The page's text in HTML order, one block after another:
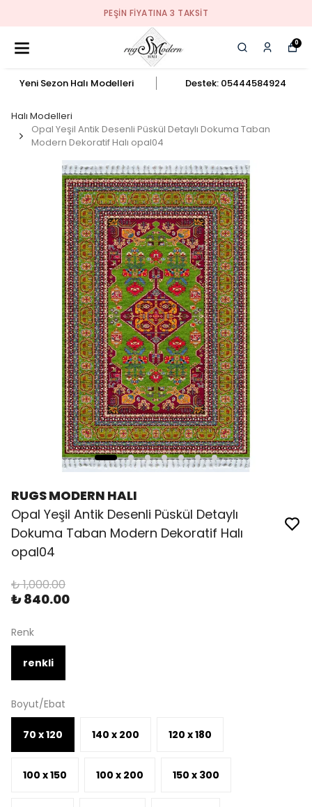
PEŞIN FIYATINA 3 TAKSIT
0
Yeni Sezon Halı Modelleri Destek: 05444584924
Halı Modelleri
Opal Yeşil Antik Desenli Püskül Detaylı Dokuma Taban
Modern Dekoratif Halı opal04
RUGS MODERN HALI
Opal Yeşil Antik Desenli Püskül Detaylı
Dokuma Taban Modern Dekoratif Halı
opal04
₺ 1,000.00
₺ 840.00
Renk
renkli
Boyut/Ebat
70 x 120 140 x 200 120 x 180
100 x 150 100 x 200 150 x 300